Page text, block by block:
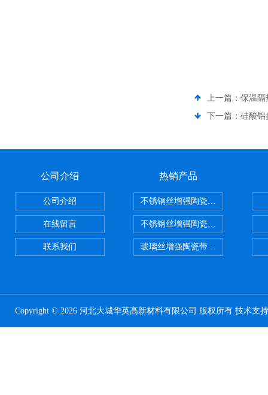
上一篇： 保温隔
下一篇： 硅酸铝
公司介绍
公司介绍
在线留言
联系我们
热销产品
不锈钢丝增强陶瓷纤维布，陶瓷布
不锈钢丝增强陶瓷纤维布应用范围
玻璃丝增强陶瓷带，硅酸铝纤维
Copyright © 2026 河北大城华英高新材料有限公司 版权所有 技术支